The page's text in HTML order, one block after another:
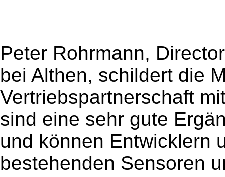
Peter Rohrmann,
bei Althen, schildert die
Vertriebspartnerschaft
sind eine sehr gute
und können Entwicklern
bestehenden Sensoren